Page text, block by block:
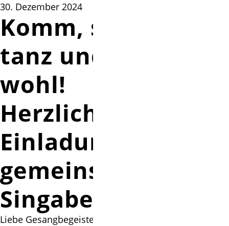
30. Dezember 2024
Komm, sing und
tanz und fühl Dich
wohl!
Herzliche
Einladung zu 6
gemeinsamen
Singabenden
Liebe Gesangbegeisterte,